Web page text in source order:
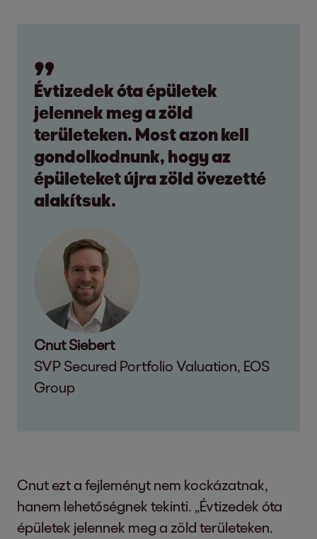
Évtizedek óta épületek
jelennek meg a zöld
területeken. Most azon kell
gondolkodnunk, hogy az
épületeket újra zöld övezetté
alakítsuk.
Cnut Siebert
SVP Secured Portfolio Valuation, EOS
Group
Cnut ezt a fejleményt nem kockázatnak,
hanem lehetőségnek tekinti. „Évtizedek óta
épületek jelennek meg a zöld területeken.